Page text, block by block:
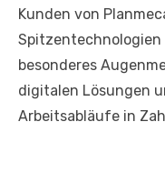
Kunden von
Spitzentechnologien
besonderes
digitalen Lösungen
Arbeitsabläufe in